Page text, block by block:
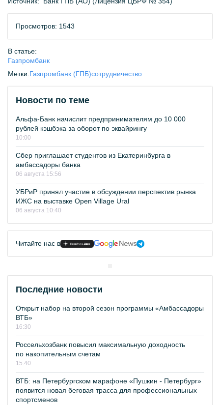
Просмотров: 1543
В статье:
Газпромбанк
Метки:Газпромбанк (ГПБ)сотрудничество
Новости по теме
Альфа-Банк начислит предпринимателям до 10 000
рублей кэшбэка за оборот по эквайрингу
10:00
Сбер приглашает студентов из Екатеринбурга в
амбассадоры банка
06 августа 15:56
УБРиР принял участие в обсуждении перспектив рынка
ИЖС на выставке Open Village Ural
06 августа 10:40
Читайте нас в
Последние новости
Открыт набор на второй сезон программы «Амбассадоры
ВТБ»
16:30
Россельхозбанк повысил максимальную доходность
по накопительным счетам
15:40
ВТБ: на Петербургском марафоне «Пушкин - Петербург»
появится новая беговая трасса для профессиональных
спортсменов